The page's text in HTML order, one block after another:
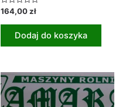
Oceniono
na
164,00zł
Dodaj do koszyka